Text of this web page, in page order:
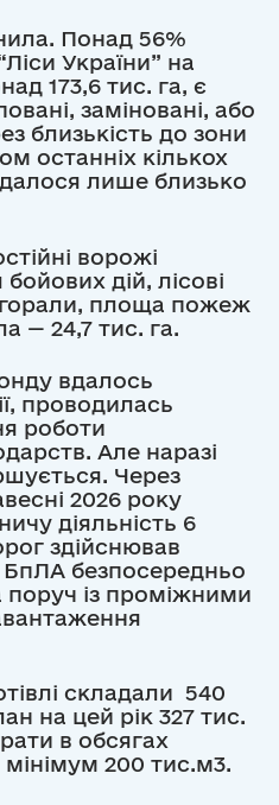
Понад 56%
України” на
173,6 тис. га, є
заміновані, або
близькість до зони
останніх кількох
лише близько
ворожі
дій, лісові
площа пожеж
— 24,7 тис. га.
вдалось
проводилась
роботи
Але наразі
Через
2026 року
діяльність 6
здійснював
БпЛА безпосередньо
поруч із проміжними
складали 540
на цей рік 327 тис.
в обсягах
мінімум 200 тис.м3.